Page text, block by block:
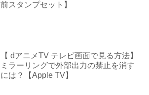
前スタンプセット】
【 dアニメTV テレビ画面で見る方法】
ミラーリングで外部出力の禁止を消す
には？【Apple TV】